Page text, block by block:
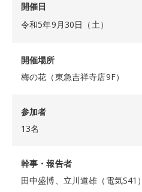
開催日
令和5年9月30日（土）
開催場所
梅の花（東急吉祥寺店9F）
参加者
13名
幹事・報告者
田中盛博、立川道雄（電気S41）